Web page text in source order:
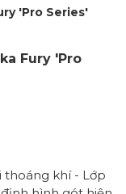
'Pro Series'
Fury 'Pro
thoáng khí - Lớp